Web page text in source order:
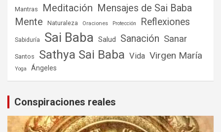
Mantras Meditación Mensajes de Sai Baba
Mente
Naturaleza Oraciones Protección Reflexiones
Sabiduría Sai Baba Salud Sanación Sanar
Santos Sathya Sai Baba Vida Virgen María
Yoga Ángeles
Conspiraciones reales